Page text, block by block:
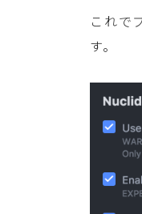
これで
す。